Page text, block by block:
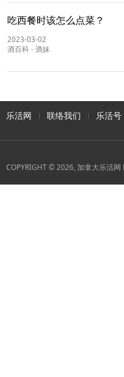
吃西餐时该怎么点菜？
2023-03-02
酒百科-酒妹
乐活网 联络我们 乐活号
COPYRIGHT © 2026, 加拿大乐活网